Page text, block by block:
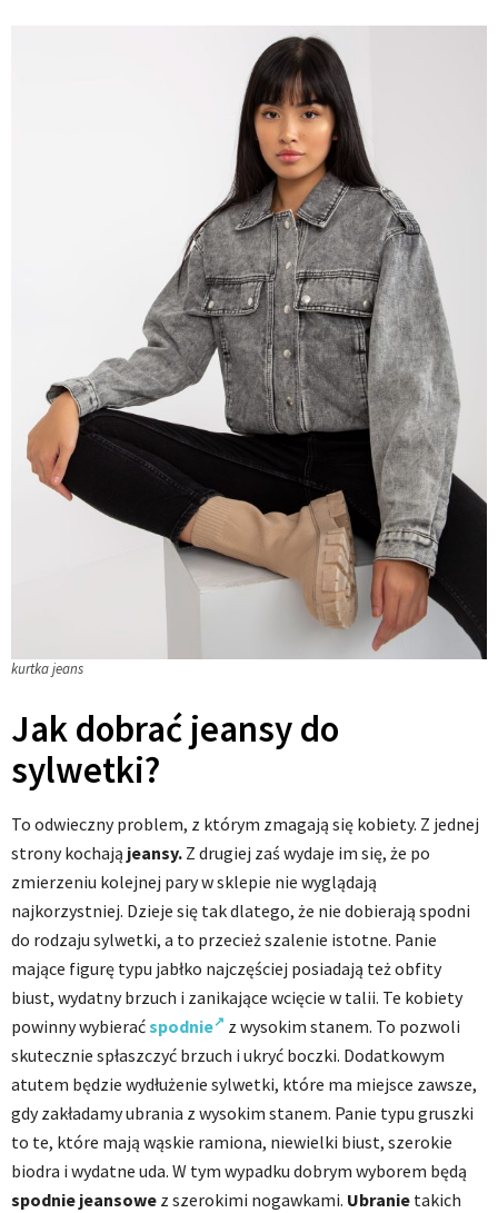
kurtka jeans
Jak dobrać jeansy do
sylwetki?
To odwieczny problem, z którym zmagają się kobiety. Z jednej
strony kochają jeansy. Z drugiej zaś wydaje im się, że po
zmierzeniu kolejnej pary w sklepie nie wyglądają
najkorzystniej. Dzieje się tak dlatego, że nie dobierają spodni
do rodzaju sylwetki, a to przecież szalenie istotne. Panie
mające figurę typu jabłko najczęściej posiadają też obfity
biust, wydatny brzuch i zanikające wcięcie w talii. Te kobiety
powinny wybieraćspodnie
z wysokim stanem. To pozwoli
skutecznie spłaszczyć brzuch i ukryć boczki. Dodatkowym
atutem będzie wydłużenie sylwetki, które ma miejsce zawsze,
gdy zakładamy ubrania z wysokim stanem. Panie typu gruszki
to te, które mają wąskie ramiona, niewielki biust, szerokie
biodra i wydatne uda. W tym wypadku dobrym wyborem będą
spodnie jeansowe z szerokimi nogawkami. Ubranie takich